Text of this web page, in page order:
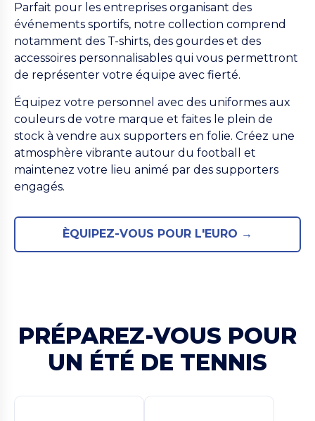
Parfait pour les entreprises organisant des
événements sportifs, notre collection comprend
notamment des T-shirts, des gourdes et des
accessoires personnalisables qui vous permettront
de représenter votre équipe avec fierté.
Équipez votre personnel avec des uniformes aux
couleurs de votre marque et faites le plein de
stock à vendre aux supporters en folie. Créez une
atmosphère vibrante autour du football et
maintenez votre lieu animé par des supporters
engagés.
ÈQUIPEZ-VOUS POUR L'EURO →
PRÉPAREZ-VOUS POUR
UN ÉTÉ DE TENNIS